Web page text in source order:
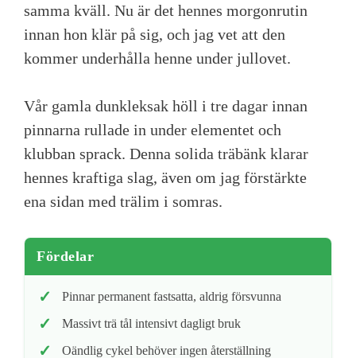
samma kväll. Nu är det hennes morgonrutin
innan hon klär på sig, och jag vet att den
kommer underhålla henne under jullovet.
Vår gamla dunkleksak höll i tre dagar innan
pinnarna rullade in under elementet och
klubban sprack. Denna solida träbänk klarar
hennes kraftiga slag, även om jag förstärkte
ena sidan med trälim i somras.
Fördelar
Pinnar permanent fastsatta, aldrig försvunna
Massivt trä tål intensivt dagligt bruk
Oändlig cykel behöver ingen återställning